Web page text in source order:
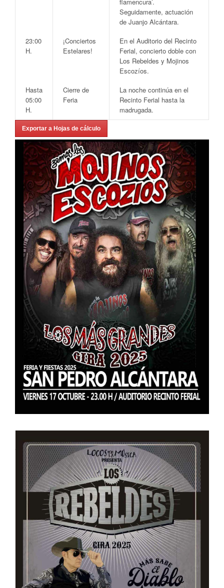
Seguidamente, actuación
de Juanjo Alcántara.
23:00
H.
¡Conciertos
Estelares!
En el Auditorio del Recinto
Ferial, concierto doble con
Los Rebeldes y Mojinos
Escozíos.
Hasta
05:00
H.
Cierre de
Feria
La noche continúa en el
Recinto Ferial hasta la
madrugada.
Exportar a Hojas de cálculo